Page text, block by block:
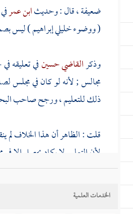
ضعيفة ، قال : وحديثابن عمر
( ووضوء خليليإبراهيم) ليس
وذكرالقاضي حسينفي تعليقه
مجالس ; لأنه لو كان في مجلس
ذلك للتعليم ، ورجح صاحب
قلت: الظاهر أن هذا الخلاف لم
لأن التعليم لا يكاد يحصل إلا
ذلك أحاديث[ص:461 ]
ثلاثا ثلاثا
الخدمات العلمية